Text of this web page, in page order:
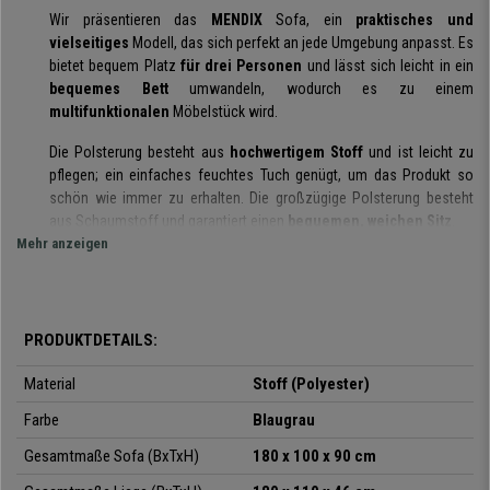
Wir präsentieren das MENDIXSofa, ein praktisches und
vielseitiges Modell, das sich perfekt an jede Umgebung anpasst. Es
bietet bequem Platz für drei Personen und lässt sich leicht in ein
bequemes Bettumwandeln, wodurch es zu einem
multifunktionalen Möbelstück wird.
Die Polsterung besteht aus hochwertigem Stoff und ist leicht zu
pflegen; ein einfaches feuchtes Tuch genügt, um das Produkt so
schön wie immer zu erhalten. Die großzügige Polsterung besteht
aus Schaumstoff und garantiert einen bequemen, weichen Sitz
Entspannung zu gewährleisten.
Holz
. Alle Materialien wurden sorgfältig ausgewählt, um eine lange
Lebensdauer zu gewährleisten, auch bei intensiver täglicher
250 kg.
Mehr anzeigen
PRODUKTDETAILS:
Material
Stoff (Polyester)
Farbe
Blaugrau
Gesamtmaße Sofa (BxTxH)
180 x 100 x 90 cm